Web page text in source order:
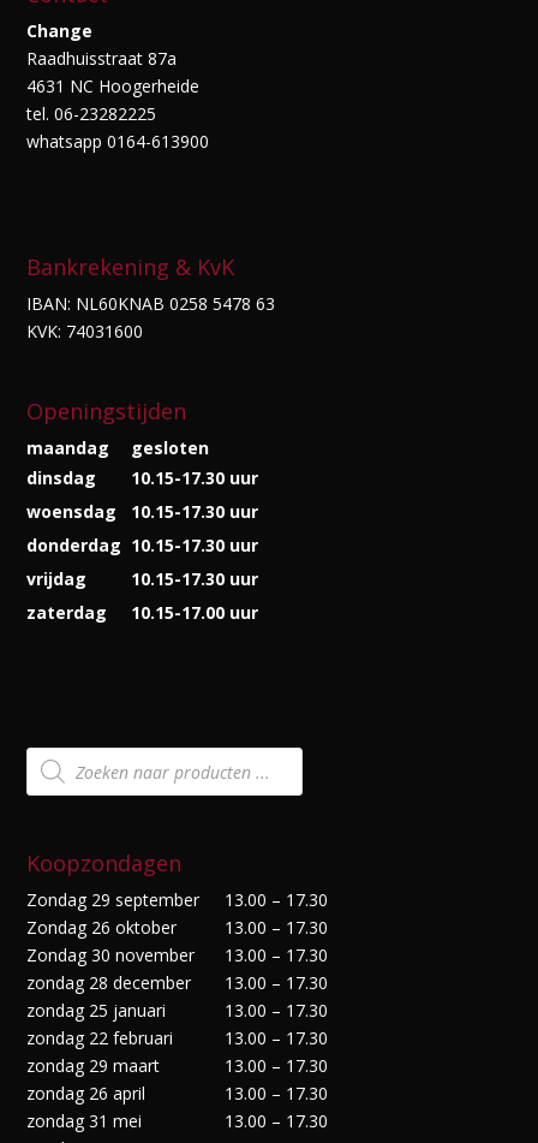
Change
Raadhuisstraat 87a
4631 NC Hoogerheide
tel. 06-23282225
whatsapp 0164-613900
Bankrekening & KvK
IBAN: NL60KNAB 0258 5478 63
KVK: 74031600
Openingstijden
maandag
gesloten
dinsdag
10.15-17.30 uur
woensdag
10.15-17.30 uur
donderdag 10.15-17.30 uur
vrijdag
10.15-17.30 uur
zaterdag
10.15-17.00 uur
Producten
zoeken
Koopzondagen
Zondag 29 september
13.00 – 17.30
Zondag 26 oktober
13.00 – 17.30
Zondag 30 november
13.00 – 17.30
zondag 28 december
13.00 – 17.30
zondag 25 januari
13.00 – 17.30
zondag 22 februari
13.00 – 17.30
zondag 29 maart
13.00 – 17.30
zondag 26 april
13.00 – 17.30
zondag 31 mei
13.00 – 17.30